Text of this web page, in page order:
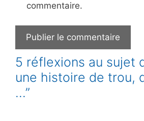
commentaire.
5 réflexions au sujet
une histoire de trou,
…”